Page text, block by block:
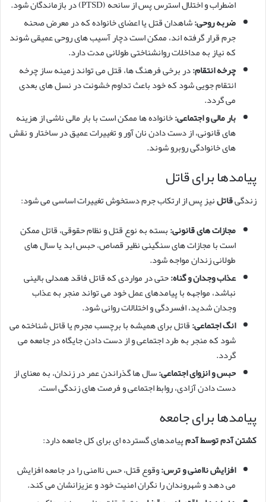
اضطراب و اختلال استرس پس از سانحه (PTSD) در بازماندگان شود.
ضربه روحی:شاهدان قتل یا اعضای خانواده که در معرض صحنه
جرم قرار گرفته اند، ممکن است دچار آسیب های روحی عمیقی شوند
که نیاز به مداخلات روانشناختی طولانی مدت دارد.
چرخه انتقام:در برخی فرهنگ ها، قتل می تواند زمینه ساز چرخه
انتقام جویی شود که خود باعث تداوم خشونت در نسل های بعدی
می گردد.
بار مالی و اجتماعی:خانواده ها ممکن است با بار مالی ناشی از هزینه
های قانونی، از دست دادن نان آور و تغییرات عمیق در ساختار و نقش
های خانوادگی روبرو شوند.
پیامدها برای قاتل
زندگیقاتلنیز پس از ارتکاب جرم دستخوش تغییرات اساسی می شود:
مجازات های قانونی:بسته به نوع قتل و نظام حقوقی، قاتل ممکن
است با مجازات های سنگینی نظیر قصاص، حبس ابد یا سال های
طولانی زندان مواجه شود.
عذاب وجدان و گناه:حتی در مواردی که قاتل فاقد همدلی بالینی
نباشد، مواجهه با پیامدهای عمل خود می تواند منجر به عذاب
وجدان شدید، افسردگی و اختلالات روانی شود.
انگ اجتماعی:قاتل برای همیشه با برچسب مجرم یا قاتل شناخته می
شود که منجر به طرد اجتماعی و از دست دادن جایگاه در جامعه می
گردد.
حبس و انزوای اجتماعی:سال ها گذراندن عمر در زندان، به معنای از
دست دادن آزادی، روابط اجتماعی و فرصت های زندگی است.
پیامدها برای جامعه
کشتن آدم توسط آدمپیامدهای گسترده ای برای کل جامعه دارد:
افزایش ناامنی و ترس:وقوع قتل، حس ناامنی را در جامعه افزایش
می دهد و شهروندان را نگران امنیت خود و عزیزانشان می کند.